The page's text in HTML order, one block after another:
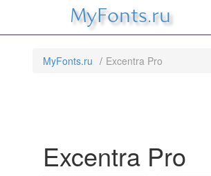
MyFonts.ru
MyFonts.ru Excentra Pro
Excentra Pro